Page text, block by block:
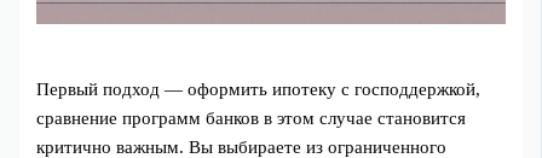
Первый подход — оформить ипотеку с господдержкой,
сравнение программ банков в этом случае становится
критично важным. Вы выбираете из ограниченного